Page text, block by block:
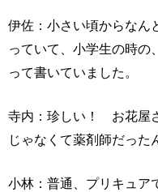
伊佐：小さい頃からなん
っていて、小学生の時の
って書いていました。
寺内：珍しい！ お花屋
じゃなくて薬剤師だった
小林：普通、プリキュア